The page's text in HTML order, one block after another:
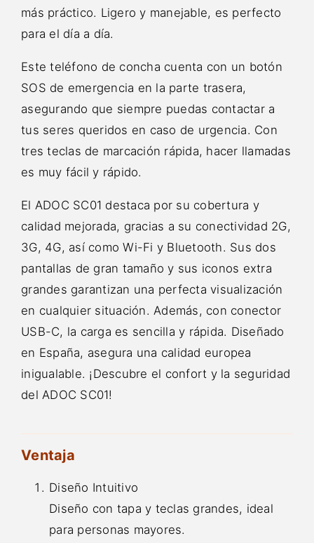
más práctico. Ligero y manejable, es perfecto
para el día a día.
Este teléfono de concha cuenta con un botón
SOS de emergencia en la parte trasera,
asegurando que siempre puedas contactar a
tus seres queridos en caso de urgencia. Con
tres teclas de marcación rápida, hacer llamadas
es muy fácil y rápido.
El ADOC SC01 destaca por su cobertura y
calidad mejorada, gracias a su conectividad 2G,
3G, 4G, así como Wi-Fi y Bluetooth. Sus dos
pantallas de gran tamaño y sus iconos extra
grandes garantizan una perfecta visualización
en cualquier situación. Además, con conector
USB-C, la carga es sencilla y rápida. Diseñado
en España, asegura una calidad europea
inigualable. ¡Descubre el confort y la seguridad
del ADOC SC01!
Ventaja
Diseño Intuitivo
Diseño con tapa y teclas grandes, ideal
para personas mayores.